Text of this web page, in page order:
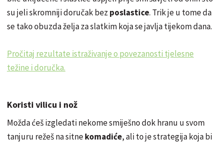
su jeli skromniji doručak bez poslastice. Trik je u tome da
se tako obuzda želja za slatkim koja se javlja tijekom dana.
Pročitaj rezultate istraživanje o povezanosti tjelesne
težine i doručka.
Koristi vilicu i nož
Možda ćeš izgledati nekome smiješno dok hranu u svom
tanjuru režeš na sitnekomadiće, ali to je strategija koja bi